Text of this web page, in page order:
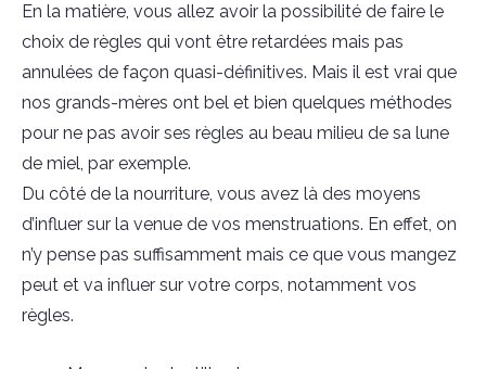
En la matière, vous allez avoir la possibilité de faire le
choix de règles qui vont être retardées mais pas
annulées de façon quasi-définitives. Mais il est vrai que
nos grands-mères ont bel et bien quelques méthodes
pour ne pas avoir ses règles au beau milieu de sa lune
de miel, par exemple.
Du côté de la nourriture, vous avez là des moyens
d’influer sur la venue de vos menstruations. En effet, on
n’y pense pas suffisamment mais ce que vous mangez
peut et va influer sur votre corps, notamment vos
règles.